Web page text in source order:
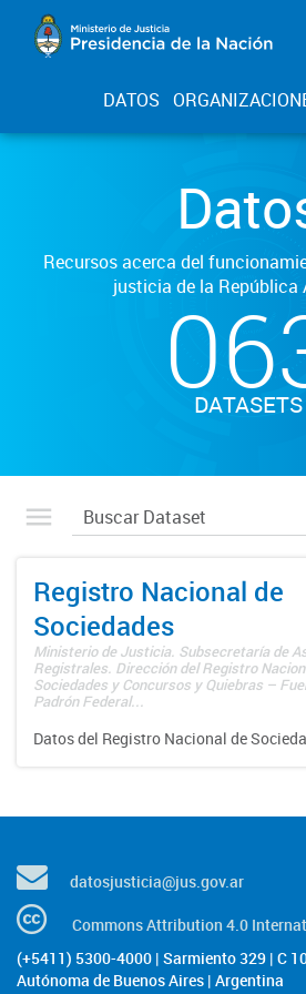
DATOS
Recursos acerca del
justicia de la República
DATASETS
Registro Nacional de
Sociedades
Ministerio de Justicia. Subsecretaría de
Registrales. Dirección del Registro
Sociedades y Concursos y Quiebras –
Padrón Federal...
Datos del Registro Nacional de
datosjusticia@jus.gov.ar
Commons Attribution 4.0
(+5411) 5300-4000 | Sarmiento 329 | C
Autónoma de Buenos Aires | Argentina